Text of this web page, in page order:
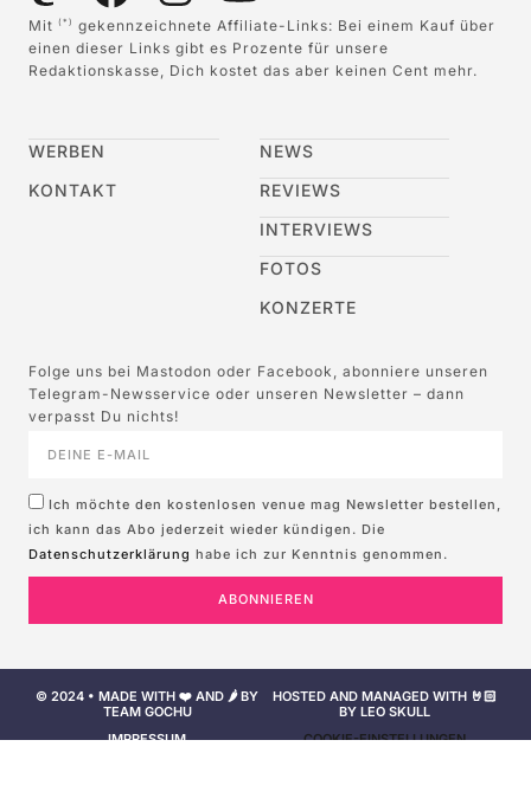
Mit (*)
gekennzeichnete Affiliate-Links: Bei einem Kauf über
einen dieser Links gibt es Prozente für unsere
Redaktionskasse, Dich kostet das aber keinen Cent mehr.
WERBEN
KONTAKT
NEWS
REVIEWS
INTERVIEWS
FOTOS
KONZERTE
Folge uns bei Mastodon oder Facebook, abonniere unseren
Telegram-Newsservice oder unseren Newsletter – dann
verpasst Du nichts!
Ich möchte den kostenlosen venue mag Newsletter bestellen,
ich kann das Abo jederzeit wieder kündigen. Die
Datenschutzerklärung habe ich zur Kenntnis genommen.
ABONNIEREN
© 2024 • MADE WITH ❤️ AND 🌶️ BY
TEAM GOCHU
HOSTED AND MANAGED WITH 🤘🏻
BY LEO SKULL
IMPRESSUM
COOKIE-EINSTELLUNGEN